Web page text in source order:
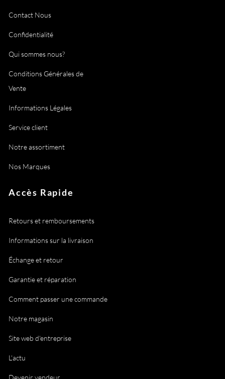
Contact Nous
Confidentialité
Qui sommes nous?
Conditions Générales de
Vente
Informations Légales
Service client
Notre assortiment
Nos Marques
Accès Rapide
Retours et remboursements
Informations sur la livraison
Échange et retour
Garantie et réparation
Comment passer une commande
Notre magasin
Site web d'entreprise
L'actu
Devenir vendeur